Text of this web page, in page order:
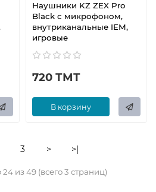
Наушники KZ ZEX Pro
Black с микрофоном,
внутриканальные IEM,
игровые
720 ТМТ
В корзину
3 > >|
24 из 49 (всего 3 страниц)